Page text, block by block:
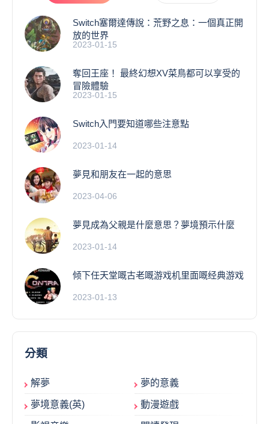
Switch塞爾達傳說：荒野之息：一個真正開
放的世界
2023-01-15
奪回王座！ 最終幻想XV菜鳥都可以享受的
冒險體驗
2023-01-15
Switch入門要知道哪些注意點
2023-01-14
夢見和朋友在一起的意思
2023-04-06
夢見成為父親是什麼意思？夢境預示什麼
2023-01-14
倾下任天堂嘅古老嘅游戏机里面嘅经典游戏
2023-01-13
分類
解夢 夢的意義
夢境意義(英) 動漫遊戲